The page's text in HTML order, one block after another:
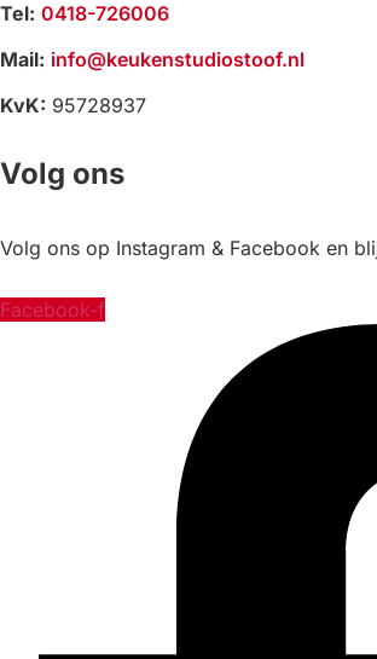
Tel: 0418-726006
Mail: info@keukenstudiostoof.nl
KvK: 95728937
Volg ons
Volg ons op Instagram & Facebook en
Facebook-f